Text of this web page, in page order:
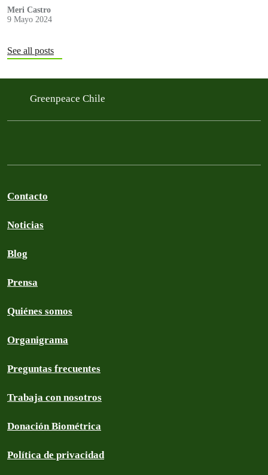
Meri Castro
9 Mayo 2024
See all posts
Greenpeace Chile
Contacto
Noticias
Blog
Prensa
Quiénes somos
Organigrama
Preguntas frecuentes
Trabaja con nosotros
Donación Biométrica
Política de privacidad